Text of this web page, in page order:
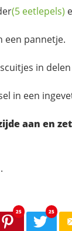
(5 eetlepels)
een pannetje.
in
in een
aan en
25 25